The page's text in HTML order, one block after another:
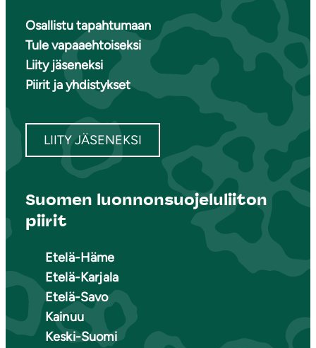
Osallistu tapahtumaan
Tule vapaaehtoiseksi
Liity jäseneksi
Piirit ja yhdistykset
LIITY JÄSENEKSI
Suomen luonnonsuojeluliiton
piirit
Etelä-Häme
Etelä-Karjala
Etelä-Savo
Kainuu
Keski-Suomi